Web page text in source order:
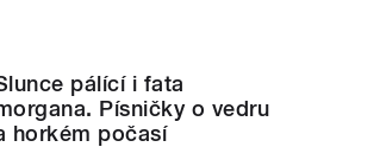
pálící i fata
Písničky o vedru
horkém počasí